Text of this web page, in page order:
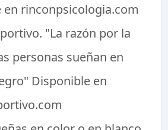
en rinconpsicologia.com
"La razón por la
personas sueñan en
Disponible en